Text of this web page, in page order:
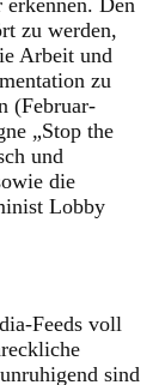
zu werden,
Arbeit und
zu
(Februar-
„Stop the
und
die
Lobby
Feeds voll
sind